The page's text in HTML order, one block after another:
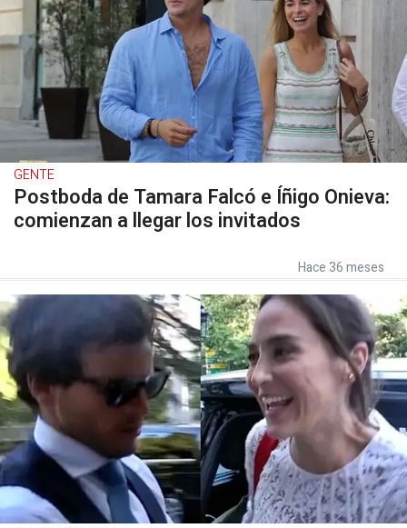
GENTE
Postboda de Tamara Falcó e Íñigo Onieva:
comienzan a llegar los invitados
Hace 36 meses